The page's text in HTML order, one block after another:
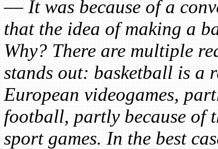
–– It was because of a
that the idea of making a
Why? There are multiple
stands out: basketball is a
European videogames,
football, partly because of
sport games. In the best